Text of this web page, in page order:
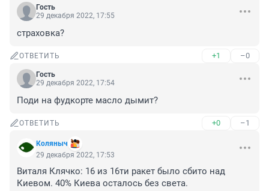
Гость
29 декабря 2022, 17:55
страховка?
ОТВЕТИТЬ +1 –0
Гость
29 декабря 2022, 17:54
Поди на фудкорте масло дымит?
ОТВЕТИТЬ +0 –1
Коляныч
29 декабря 2022, 17:53
Виталя Клячко: 16 из 16ти ракет было сбито над
Киевом. 40% Киева осталось без света.